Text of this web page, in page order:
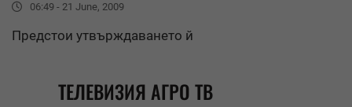
06:49 - 21 June, 2009
Предстои утвърждаването й
ТЕЛЕВИЗИЯ АГРО ТВ